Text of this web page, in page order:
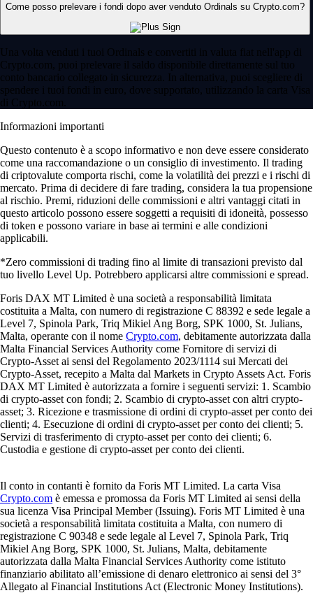
Come posso prelevare i fondi dopo aver venduto Ordinals su Crypto.com?
Una volta venduti i tuoi Ordinals e convertiti in valuta fiat nell'app di
Crypto.com, puoi prelevare il saldo disponibile direttamente sul tuo
conto bancario collegato in sicurezza. In alternativa, puoi scegliere di
spendere i tuoi fondi in euro, dove supportato, utilizzando la carta Visa
di Crypto.com.
Informazioni importanti
Questo contenuto è a scopo informativo e non deve essere considerato
come una raccomandazione o un consiglio di investimento. Il trading
di criptovalute comporta rischi, come la volatilità dei prezzi e i rischi di
mercato. Prima di decidere di fare trading, considera la tua propensione
al rischio. Premi, riduzioni delle commissioni e altri vantaggi citati in
questo articolo possono essere soggetti a requisiti di idoneità, possesso
di token e possono variare in base ai termini e alle condizioni
applicabili.
*Zero commissioni di trading fino al limite di transazioni previsto dal
tuo livello Level Up. Potrebbero applicarsi altre commissioni e spread.
Foris DAX MT Limited è una società a responsabilità limitata
costituita a Malta, con numero di registrazione C 88392 e sede legale a
Level 7, Spinola Park, Triq Mikiel Ang Borg, SPK 1000, St. Julians,
Malta, operante con il nome Crypto.com, debitamente autorizzata dalla
Malta Financial Services Authority come Fornitore di servizi di
Crypto-Asset ai sensi del Regolamento 2023/1114 sui Mercati dei
Crypto-Asset, recepito a Malta dal Markets in Crypto Assets Act. Foris
DAX MT Limited è autorizzata a fornire i seguenti servizi: 1. Scambio
di crypto-asset con fondi; 2. Scambio di crypto-asset con altri crypto-
asset; 3. Ricezione e trasmissione di ordini di crypto-asset per conto dei
clienti; 4. Esecuzione di ordini di crypto-asset per conto dei clienti; 5.
Servizi di trasferimento di crypto-asset per conto dei clienti; 6.
Custodia e gestione di crypto-asset per conto dei clienti.
Il conto in contanti è fornito da Foris MT Limited. La carta Visa
Crypto.com è emessa e promossa da Foris MT Limited ai sensi della
sua licenza Visa Principal Member (Issuing). Foris MT Limited è una
società a responsabilità limitata costituita a Malta, con numero di
registrazione C 90348 e sede legale al Level 7, Spinola Park, Triq
Mikiel Ang Borg, SPK 1000, St. Julians, Malta, debitamente
autorizzata dalla Malta Financial Services Authority come istituto
finanziario abilitato all’emissione di denaro elettronico ai sensi del 3°
Allegato al Financial Institutions Act (Electronic Money Institutions).